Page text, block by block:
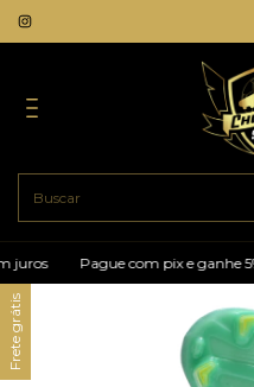
Pague com pix e ganhe 5%
Frete grátis